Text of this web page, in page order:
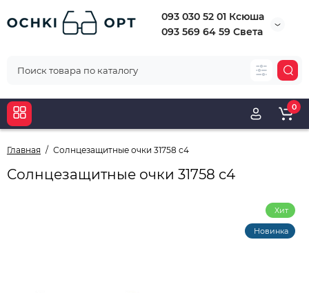
093 030 52 01 Ксюша
093 569 64 59 Света
0
Главная Солнцезащитные очки 31758 с4
Солнцезащитные очки 31758 с4
Хит
Новинка